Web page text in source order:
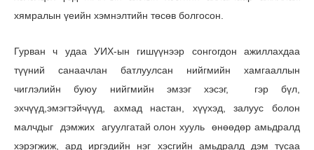
хямралын үеийн хэмнэлтийн төсөв болгосон.
Гурван ч удаа УИХ-ын гишүүнээр сонгогдон ажиллахдаа
түүний санаачлан батлуулсан нийгмийн хамгааллын
чиглэлийн буюу нийгмийн эмзэг хэсэг, гэр бүл,
эхчүүд,эмэгтэйчүүд, ахмад настан, хүүхэд, залуус болон
малчдыг дэмжих агуулгатай олон хууль өнөөдөр амьдралд
хэрэгжиж, ард иргэдийн нэг хэсгийн амьдралд дэм тусаа